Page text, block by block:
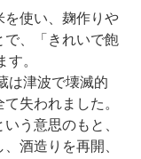
を使い、麹作りや
で、「きれいで飽
。
は津波で壊滅的
失われました。
う意思のもと、
酒造りを再開、